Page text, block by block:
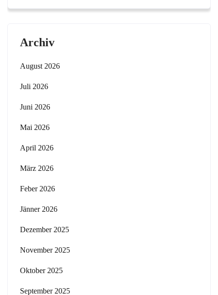
Archiv
August 2026
Juli 2026
Juni 2026
Mai 2026
April 2026
März 2026
Feber 2026
Jänner 2026
Dezember 2025
November 2025
Oktober 2025
September 2025